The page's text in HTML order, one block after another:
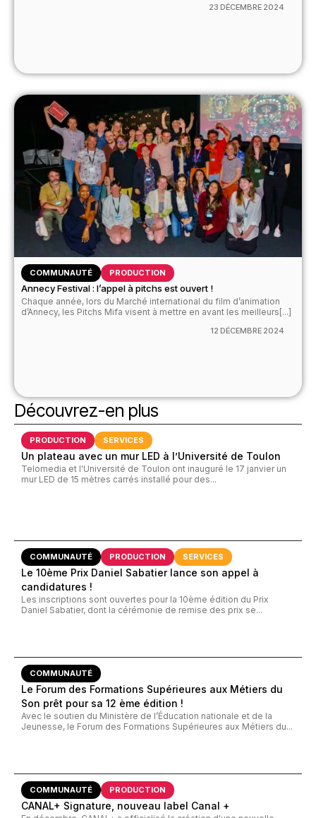
23 DÉCEMBRE 2024
COMMUNAUTÉ PRODUCTION
Annecy Festival : l’appel à pitchs est ouvert !
Chaque année, lors du Marché international du film d’animation
d’Annecy, les Pitchs Mifa visent à mettre en avant les meilleurs[...]
12 DÉCEMBRE 2024
Découvrez-en plus
PRODUCTION SERVICES
Un plateau avec un mur LED à l’Université de Toulon
Telomedia et l'Université de Toulon ont inauguré le 17 janvier un
mur LED de 15 mètres carrés installé pour des...
COMMUNAUTÉ PRODUCTION SERVICES
Le 10ème Prix Daniel Sabatier lance son appel à
candidatures !
Les inscriptions sont ouvertes pour la 10ème édition du Prix
Daniel Sabatier, dont la cérémonie de remise des prix se...
COMMUNAUTÉ
Le Forum des Formations Supérieures aux Métiers du
Son prêt pour sa 12 ème édition !
Avec le soutien du Ministère de l’Éducation nationale et de la
Jeunesse, le Forum des Formations Supérieures aux Métiers du...
COMMUNAUTÉ PRODUCTION
CANAL+ Signature, nouveau label Canal +